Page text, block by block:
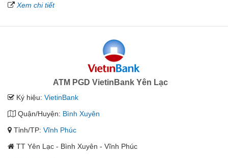
Xem chi tiết
ATM PGD VietinBank Yên Lạc
Ký hiệu: VietinBank
Quận/Huyện: Bình Xuyên
Tỉnh/TP: Vĩnh Phúc
TT Yên Lạc - Bình Xuyên - Vĩnh Phúc